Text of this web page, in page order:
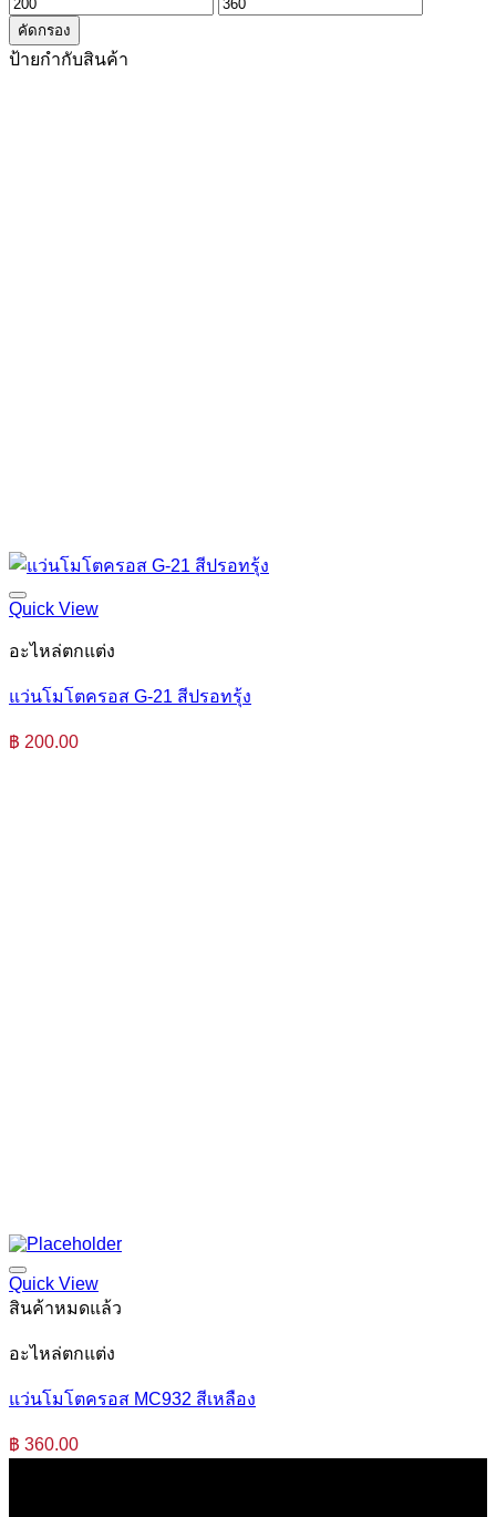
ราคา
ต่ำ
สุด
ราคา
คัดกรอง
ป้ายกำกับสินค้า
Quick View
อะไหล่ตกแต่ง
แว่นโมโตครอส G-21 สีปรอทรุ้ง
฿ 200.00
Quick View
สินค้าหมดแล้ว
อะไหล่ตกแต่ง
แว่นโมโตครอส MC932 สีเหลือง
฿ 360.00